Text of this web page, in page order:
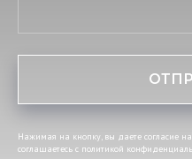
Нажимая на кнопку, вы даете согласие
соглашаетесь c политикой